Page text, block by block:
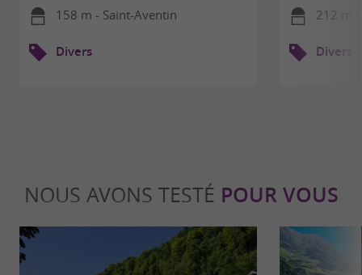
158 m - Saint-Aventin
Divers
212 m
Divers
NOUS AVONS TESTÉ POUR VOUS